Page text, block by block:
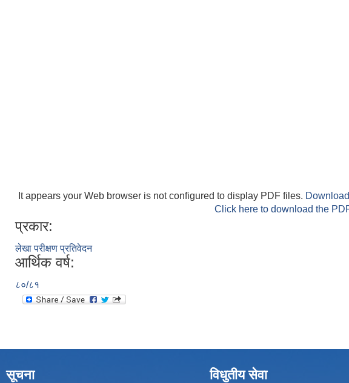
It appears your Web browser is not configured to display PDF files.
Click here to download the
प्रकार:
लेखा परीक्षण प्रतिवेदन
आर्थिक वर्ष:
८०/८१
सूचना विधुतीय सेवा